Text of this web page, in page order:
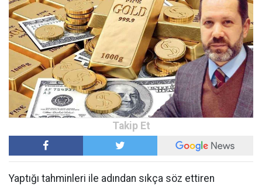
Yaptığı tahminleri ile adından sıkça söz ettiren